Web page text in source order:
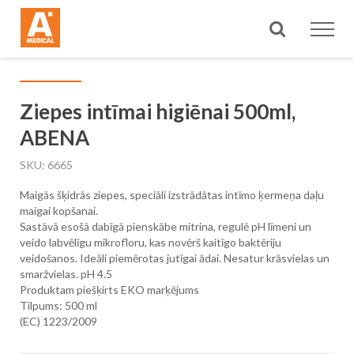
Meklēt
Ziepes intīmai higiēnai 500ml,
ABENA
SKU 6665
Maigās šķidrās ziepes, speciāli izstrādātas intīmo ķermeņa daļu
maigai kopšanai.
Sastāvā esošā dabīgā pienskābe mitrina, regulē pH līmeni un
veido labvēlīgu mikrofloru, kas novērš kaitīgo baktēriju
veidošanos. Ideāli piemērotas jutīgai ādai. Nesatur krāsvielas un
smaržvielas. pH 4.5
Produktam piešķirts EKO marķējums
Tilpums: 500 ml
(EC) 1223/2009